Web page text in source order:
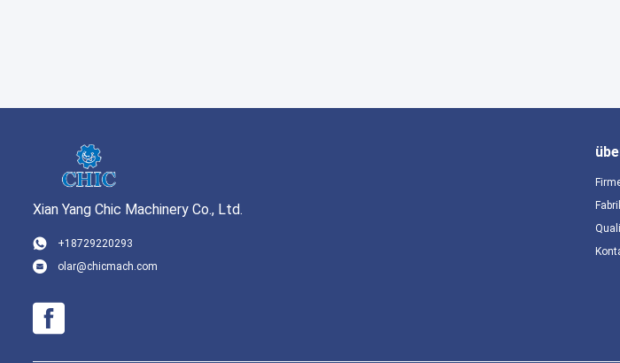
Xian Yang Chic Machinery Co., Ltd.
+18729220293
olar@chicmach.com